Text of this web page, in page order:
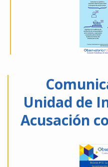
Unidad de
Acusación